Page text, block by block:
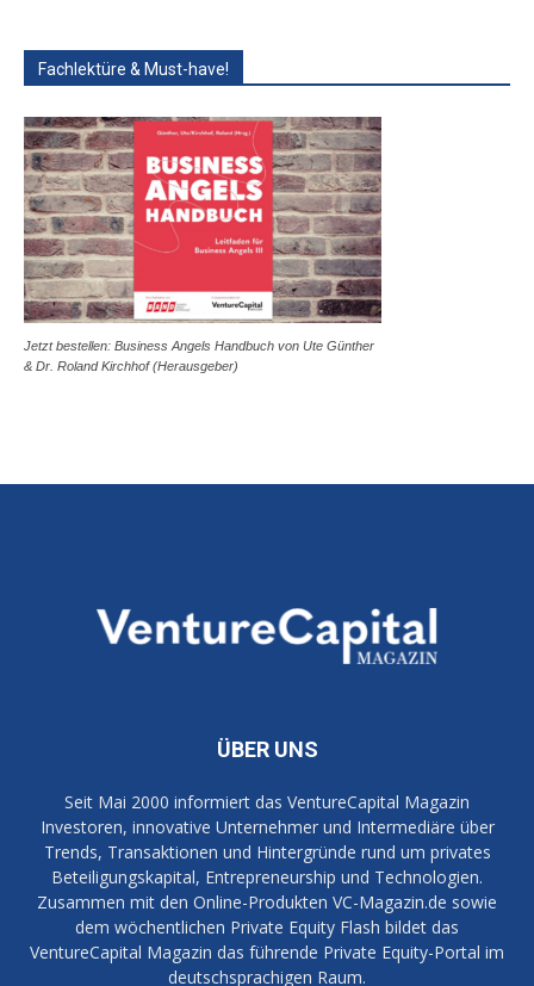
Fachlektüre & Must-have!
Jetzt bestellen: Business Angels Handbuch von Ute Günther
& Dr. Roland Kirchhof (Herausgeber)
ÜBER UNS
Seit Mai 2000 informiert das VentureCapital Magazin
Investoren, innovative Unternehmer und Intermediäre über
Trends, Transaktionen und Hintergründe rund um privates
Beteiligungskapital, Entrepreneurship und Technologien.
Zusammen mit den Online-Produkten VC-Magazin.de sowie
dem wöchentlichen Private Equity Flash bildet das
VentureCapital Magazin das führende Private Equity-Portal im
deutschsprachigen Raum.